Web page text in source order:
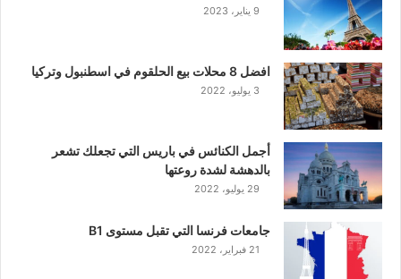
9 يناير، 2023
افضل 8 محلات بيع الحلقوم في اسطنبول وتركيا
3 يوليو، 2022
أجمل الكنائس في باريس التي تجعلك تشعر
بالدهشة لشدة روعتها
29 يوليو، 2022
جامعات فرنسا التي تقبل مستوى B1
21 فبراير، 2022